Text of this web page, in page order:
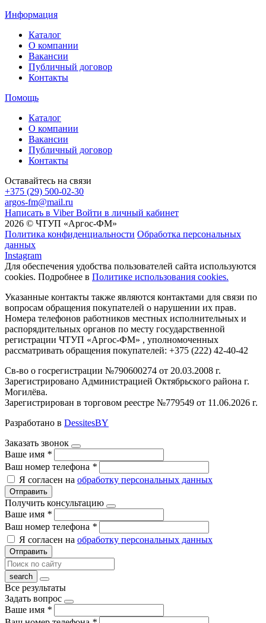
Информация
Каталог
О компании
Вакансии
Публичный договор
Контакты
Помощь
Каталог
О компании
Вакансии
Публичный договор
Контакты
Оставайтесь на связи
+375 (29) 500-02-30
argos-fm@mail.ru
Написать в Viber Войти в личный кабинет
2026 © ЧТУП «Аргос-ФМ»
Политика конфиденциальности Обработка персональных
данных
Instagram
Для обеспечения удобства пользователей сайта используются
cookies. Подробнее в Политике использования cookies.
Указанные контакты также являются контактами для связи по
вопросам обращения покупателей о нарушении их прав.
Номера телефонов работников местных исполнительных и
распорядительных органов по месту государственной
регистрации ЧТУП «Аргос-ФМ» , уполномоченных
рассматривать обращения покупателей: +375 (222) 42-40-42
Св-во о госрегистрации №790600274 от 20.03.2008 г.
Зарегистрировано Администрацией Октябрьского района г.
Могилёва.
Зарегистрирован в торговом реестре №779549 от 11.06.2026 г.
Разработано в DessitesBY
Заказать звонок
Ваше имя *
Ваш номер телефона *
Я согласен на обработку персональных данных
Отправить
Получить консультацию
Ваше имя *
Ваш номер телефона *
Я согласен на обработку персональных данных
Отправить
Все результаты
Задать вопрос
Ваше имя *